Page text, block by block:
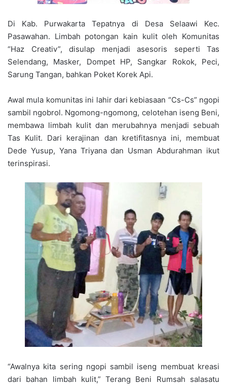
Di Kab. Purwakarta Tepatnya di Desa Selaawi Kec.
Pasawahan. Limbah potongan kain kulit oleh Komunitas
“Haz Creativ”, disulap menjadi asesoris seperti Tas
Selendang, Masker, Dompet HP, Sangkar Rokok, Peci,
Sarung Tangan, bahkan Poket Korek Api.
Awal mula komunitas ini lahir dari kebiasaan “Cs-Cs” ngopi
sambil ngobrol. Ngomong-ngomong, celotehan iseng Beni,
membawa limbah kulit dan merubahnya menjadi sebuah
Tas Kulit. Dari kerajinan dan kretifitasnya ini, membuat
Dede Yusup, Yana Triyana dan Usman Abdurahman ikut
terinspirasi.
“Awalnya kita sering ngopi sambil iseng membuat kreasi
dari bahan limbah kulit,” Terang Beni Rumsah salasatu